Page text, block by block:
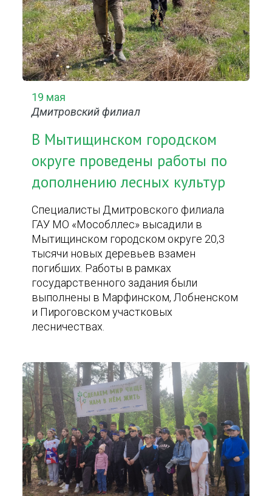
19 мая
Дмитровский филиал
В Мытищинском городском
округе проведены работы по
дополнению лесных культур
Специалисты Дмитровского филиала
ГАУ МО «Мособллес» высадили в
Мытищинском городском округе 20,3
тысячи новых деревьев взамен
погибших. Работы в рамках
государственного задания были
выполнены в Марфинском, Лобненском
и Пироговском участковых
лесничествах.